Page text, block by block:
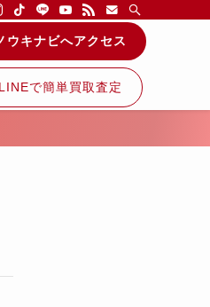
ウキナビへアクセス
LINEで簡単買取査定